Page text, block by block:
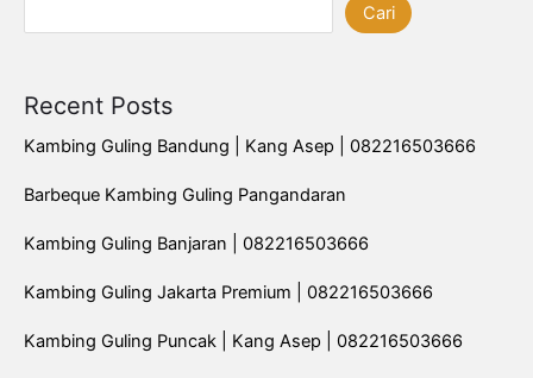
Cari
Recent Posts
Kambing Guling Bandung | Kang Asep | 082216503666
Barbeque Kambing Guling Pangandaran
Kambing Guling Banjaran | 082216503666
Kambing Guling Jakarta Premium | 082216503666
Kambing Guling Puncak | Kang Asep | 082216503666